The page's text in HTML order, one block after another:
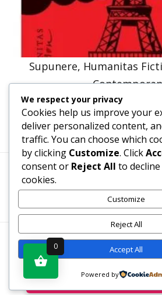
Supunere, Humanitas
47,57lei
Termeni, Condiții & Protecția
WWW.RECENZII-CARTI.RO ©2026
REZERVATE
We respect your privacy
Cookies help us improve your
deliver personalized content,
traffic. You can choose which
by clicking Customize. Click
consent or Reject All to
cookies.
Customize
Reject All
Accept All
Powered by
0
Vezi produsul în